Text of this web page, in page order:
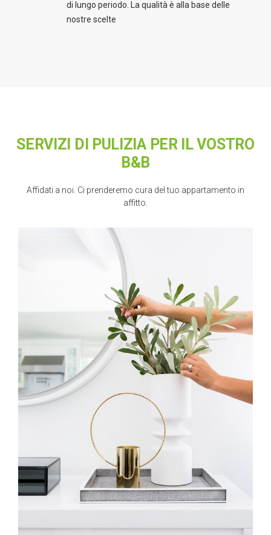
di lungo periodo. La qualità è alla base delle
nostre scelte
SERVIZI DI PULIZIA PER IL VOSTRO
B&B
Affidati a noi. Ci prenderemo cura del tuo appartamento in
affitto.